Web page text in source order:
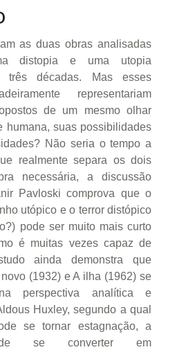
as duas obras analisadas
distopia e uma utopia
três décadas. Mas esses
representariam
de um mesmo olhar
humana, suas possibilidades
Não seria o tempo a
realmente separa os dois
necessária, a discussão
Pavloski comprova que o
utópico e o terror distópico
pode ser muito mais curto
é muitas vezes capaz de
ainda demonstra que
(1932) e A ilha (1962) se
perspectiva analítica e
Huxley, segundo a qual
se tornar estagnação, a
se converter em